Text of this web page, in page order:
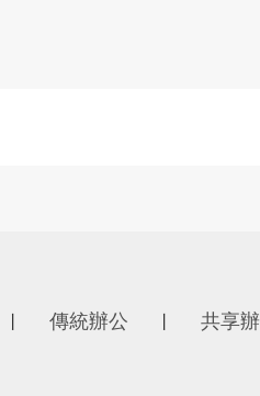
傳統辦公 共享